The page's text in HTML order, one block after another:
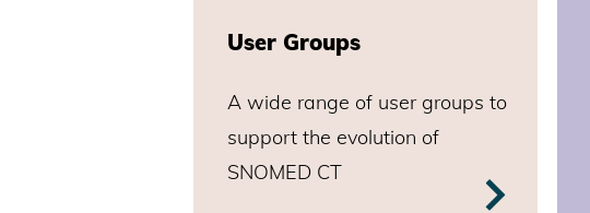
User Groups
A wide range of user groups to
support the evolution of
SNOMED CT